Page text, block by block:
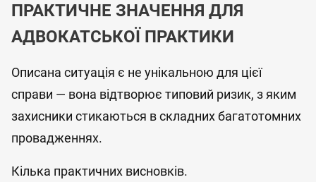
ПРАКТИЧНЕ ЗНАЧЕННЯ ДЛЯ
АДВОКАТСЬКОЇ ПРАКТИКИ
Описана ситуація є не унікальною для цієї
справи — вона відтворює типовий ризик, з яким
захисники стикаються в складних багатотомних
провадженнях.
Кілька практичних висновків.